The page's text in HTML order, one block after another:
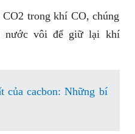
trong khí CO, chúng
nước vôi để giữ lại khí
của cacbon: Những bí